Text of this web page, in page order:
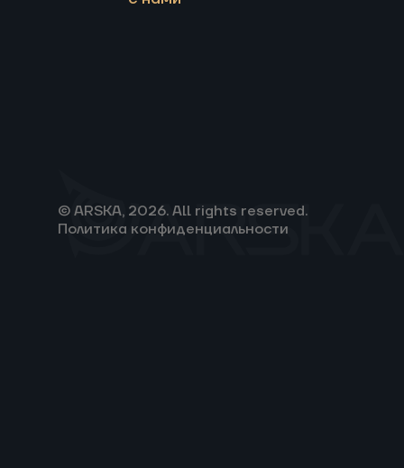
© ARSKA, 2026. All rights reserved.
Политика конфиденциальности